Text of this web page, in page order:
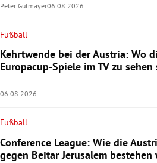
Peter Gutmayer06.08.2026
Fußball
Kehrtwende bei der Austria: Wo
Europacup-Spiele im TV zu sehen
06.08.2026
Fußball
Conference League: Wie die
gegen Beitar Jerusalem